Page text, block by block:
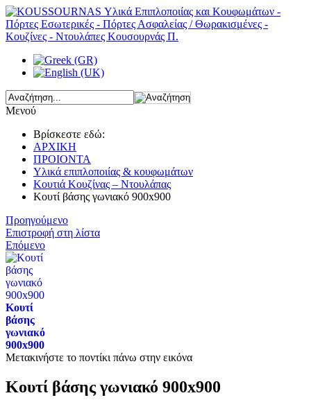
Μενού
Βρίσκεστε εδώ:
ΑΡΧΙΚΗ
ΠΡΟΙΟΝΤΑ
Υλικά επιπλοποιίας & κουφωμάτων
Κουτιά Κουζίνας – Ντουλάπας
Κουτί βάσης γωνιακό 900x900
Προηγούμενο
Επιστροφή στη λίστα
Επόμενο
Κουτί
βάσης
γωνιακό
900x900
Μετακινήστε το ποντίκι πάνω στην εικόνα
Κουτί βάσης γωνιακό 900x900